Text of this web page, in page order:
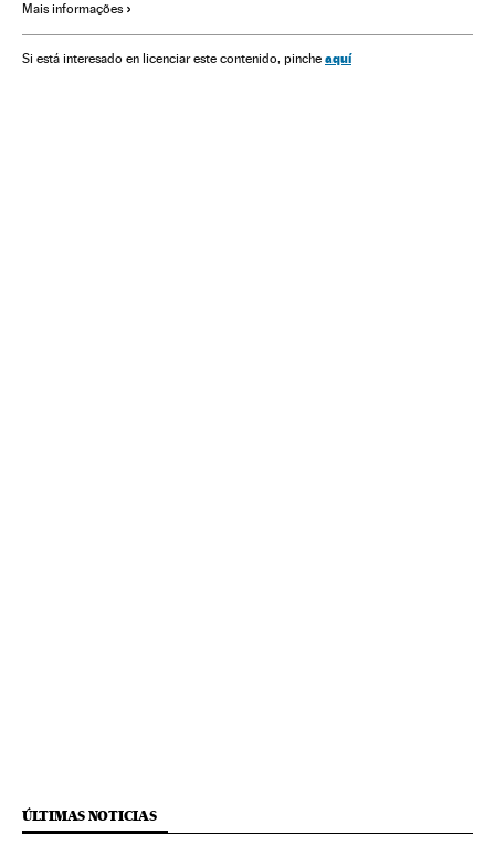
Cidade México
Chantagens Quadrilhas
Mais informações
Si está interesado en licenciar este contenido, pinche aquí
ÚLTIMAS NOTICIAS